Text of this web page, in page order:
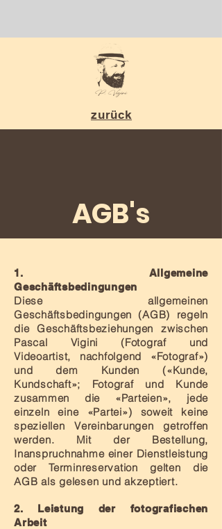
zurück
AGB's
1. Allgemeine
Geschäftsbedingungen
Diese allgemeinen
Geschäftsbedingungen (AGB) regeln
die Geschäftsbeziehungen zwischen
Pascal Vigini (Fotograf und
Videoartist, nachfolgend «Fotograf»)
und dem Kunden («Kunde,
Kundschaft»; Fotograf und Kunde
zusammen die «Parteien», jede
einzeln eine «Partei») soweit keine
speziellen Vereinbarungen getroffen
werden. Mit der Bestellung,
Inanspruchnahme einer Dienstleistung
oder Terminreservation gelten die
AGB als gelesen und akzeptiert.
2. Leistung der fotografischen
Arbeit